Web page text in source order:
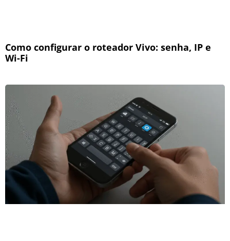
Como configurar o roteador Vivo: senha, IP e
Wi-Fi